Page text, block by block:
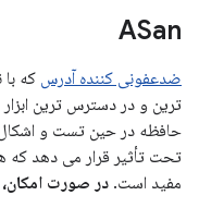
ASan
ضدعفونی کننده آدرس
ترین و در دسترس ترین
حافظه در حین تست و
تحت تأثیر قرار می دهد که
مفید است. در صورت امکان، HWASan را ترجیح دهید.